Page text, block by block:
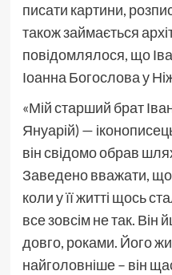
писати картини,
також займається
повідомлялося, що
Іоанна Богослова у
«Мій старший брат
Януарій) —
він свідомо обрав
Заведено вважати,
коли у її житті щось
все зовсім не так. Він
довго, роками. Його
найголовніше – він